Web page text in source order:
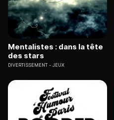
Mentalistes : dans la tête
des stars
DIVERTISSEMENT JEUX